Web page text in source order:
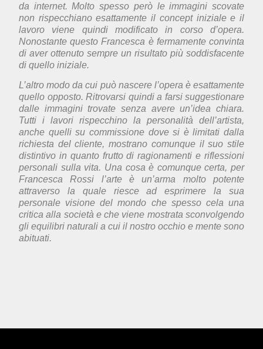
da internet. Molto spesso però le immagini scovate
non rispecchiano esattamente il concept iniziale e il
lavoro viene quindi modificato in corso d’opera.
Nonostante questo Francesca è fermamente convinta
di aver ottenuto sempre un risultato più soddisfacente
di quello iniziale.
L’altro modo da cui può nascere l’opera è esattamente
quello opposto. Ritrovarsi quindi a farsi suggestionare
dalle immagini trovate senza avere un’idea chiara.
Tutti i lavori rispecchino la personalità dell’artista,
anche quelli su commissione dove si è limitati dalla
richiesta del cliente, mostrano comunque il suo stile
distintivo in quanto frutto di ragionamenti e riflessioni
personali sulla vita. Una cosa è comunque certa, per
Francesca Rossi l’arte è un’arma molto potente
attraverso la quale riesce ad esprimere la sua
personale visione del mondo che spesso cela una
critica alla società e che viene mostrata sconvolgendo
gli equilibri naturali a cui il nostro occhio e mente sono
abituati.